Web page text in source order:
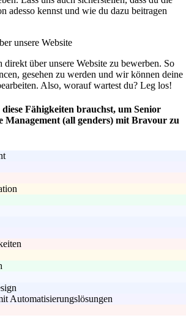
adesso kennst und wie du dazu beitragen
unsere Website
über unsere Website zu bewerben. So
gesehen zu werden und wir können deine
Also, worauf wartest du? Leg los!
Fähigkeiten brauchst, um Senior
Management (all genders) mit Bravour zu
Automatisierungslösungen